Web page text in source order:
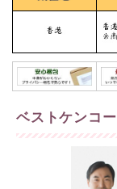
ベストケンコー